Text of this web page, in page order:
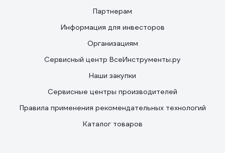
Партнерам
Информация для инвесторов
Организациям
Сервисный центр ВсеИнструменты.ру
Наши закупки
Сервисные центры производителей
Правила применения рекомендательных технологий
Каталог товаров